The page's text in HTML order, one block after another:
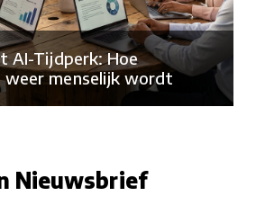
AI-Tijdperk: Hoe
weer menselijk wordt
Nieuwsbrief